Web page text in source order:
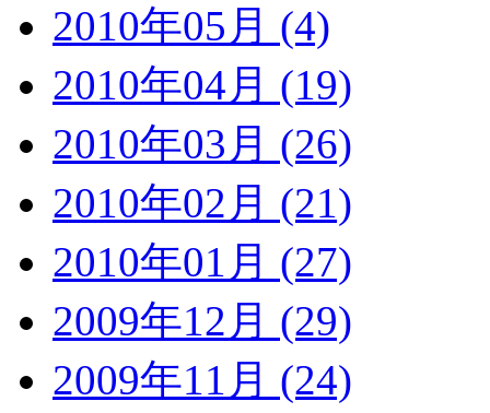
2010年05月 (4)
2010年04月 (19)
2010年03月 (26)
2010年02月 (21)
2010年01月 (27)
2009年12月 (29)
2009年11月 (24)